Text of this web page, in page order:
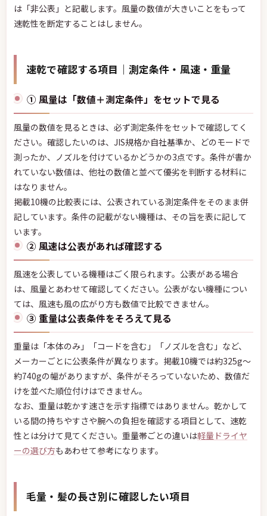
は「非公表」と記載します。風量の数値が大きいことをもって
速乾性を断定することはしません。
速乾で確認する項目｜測定条件・風速・重量
① 風量は「数値＋測定条件」をセットで見る
風量の数値を見るときは、必ず測定条件をセットで確認してく
ださい。確認したいのは、JIS規格か自社基準か、どのモードで
測ったか、ノズルを付けているかどうかの3点です。条件が書か
れていない数値は、他社の数値と並べて優劣を判断する材料に
はなりません。
掲載10機の比較表には、公表されている測定条件をそのまま併
記しています。条件の記載がない機種は、その旨を表に記して
います。
② 風速は公表があれば確認する
風速を公表している機種はごく限られます。公表がある場合
は、風量とあわせて確認してください。公表がない機種につい
ては、風速も風の広がり方も数値で比較できません。
③ 重量は公表条件をそろえて見る
重量は「本体のみ」「コードを含む」「ノズルを含む」など、
メーカーごとに公表条件が異なります。掲載10機では約325g〜
約740gの幅がありますが、条件がそろっていないため、数値だ
けを並べた順位付けはできません。
なお、重量は乾かす速さを示す指標ではありません。乾かして
いる間の持ちやすさや腕への負担を確認する項目として、速乾
性とは分けて見てください。重量帯ごとの違いは軽量ドライヤ
ーの選び方もあわせて参考になります。
毛量・髪の長さ別に確認したい項目